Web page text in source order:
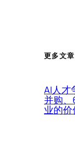
更多文章
AI人才
并购
业的